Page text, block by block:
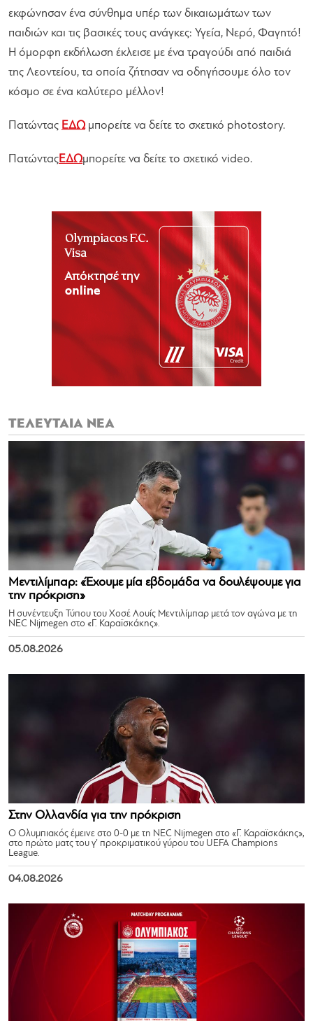
εκφώνησαν ένα σύνθημα υπέρ των δικαιωμάτων των
παιδιών και τις βασικές τους ανάγκες: Υγεία, Νερό, Φαγητό!
Η όμορφη εκδήλωση έκλεισε με ένα τραγούδι από παιδιά
της Λεοντείου, τα οποία ζήτησαν να οδηγήσουμε όλο τον
κόσμο σε ένα καλύτερο μέλλον!
Πατώντας ΕΔΩμπορείτε να δείτε το σχετικό photostory.
ΠατώνταςΕΔΩμπορείτε να δείτε το σχετικό video.
ΤΕΛΕΥΤΑΙΑ ΝΕΑ
Μεντιλίμπαρ: «Έχουμε μία εβδομάδα να δουλέψουμε για
την πρόκριση»
Η συνέντευξη Τύπου του Χοσέ Λουίς Μεντιλίμπαρ μετά τον αγώνα με τη
NEC Nijmegen στο «Γ. Καραϊσκάκης».
05.08.2026
Στην Ολλανδία για την πρόκριση
Ο Ολυμπιακός έμεινε στο 0-0 με τη NEC Nijmegen στο «Γ. Καραϊσκάκης»,
στο πρώτο ματς του γ’ προκριματικού γύρου του UEFA Champions
League.
04.08.2026